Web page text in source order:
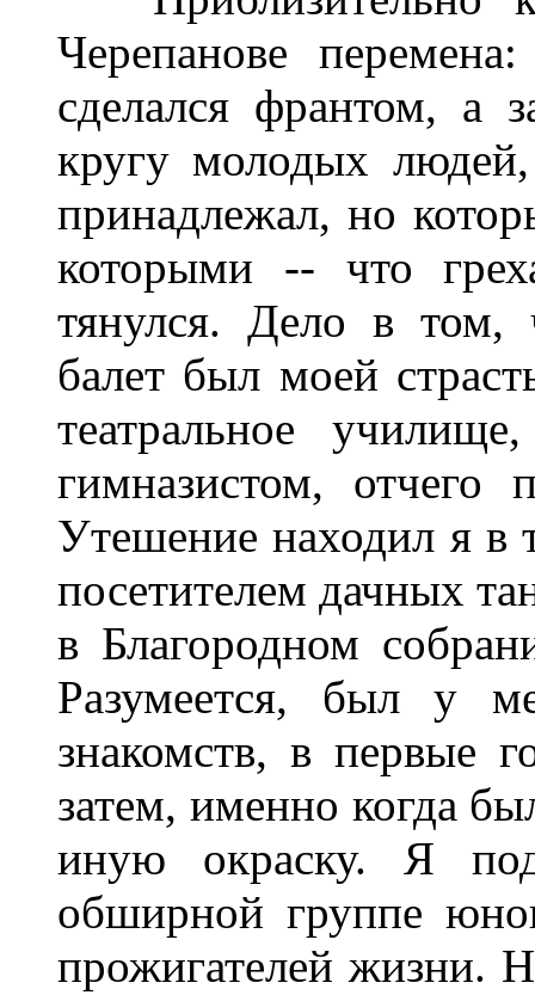
Черепанове
сделался франтом, а
кругу молодых
принадлежал, но
которыми -- что
тянулся. Дело в том,
балет был моей
театральное
гимназистом, отчего
Утешение находил я в
посетителем дачных
в Благородном
Разумеется, был у
знакомств, в первые
затем, именно когда
иную окраску. Я
обширной группе
прожигателей жизни.